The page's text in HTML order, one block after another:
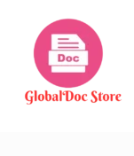
contenido